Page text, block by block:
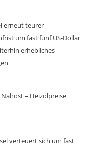
erneut teurer –
um fast fünf US-Dollar
erhebliches
– Heizölpreise
verteuert sich um fast